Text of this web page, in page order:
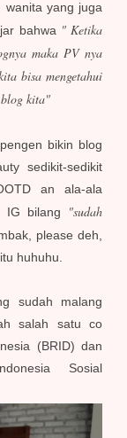
wanita yang juga
bahwa " Ketika
maka PV nya
bisa mengetahui
kita"
bikin blog
sedikit-sedikit
an ala-ala
IG bilang
"sudah
please deh,
huhuhu.
sudah malang
salah satu co
(BRID) dan
Sosial